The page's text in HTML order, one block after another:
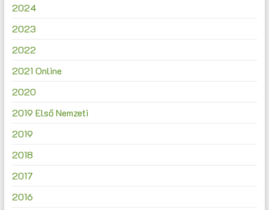
2024
2023
2022
2021 Online
2020
2019 Első Nemzeti
2019
2018
2017
2016